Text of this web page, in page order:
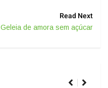
Read Next
Geleia de amora sem açúcar